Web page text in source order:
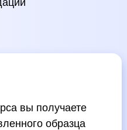
вы получаете
образца